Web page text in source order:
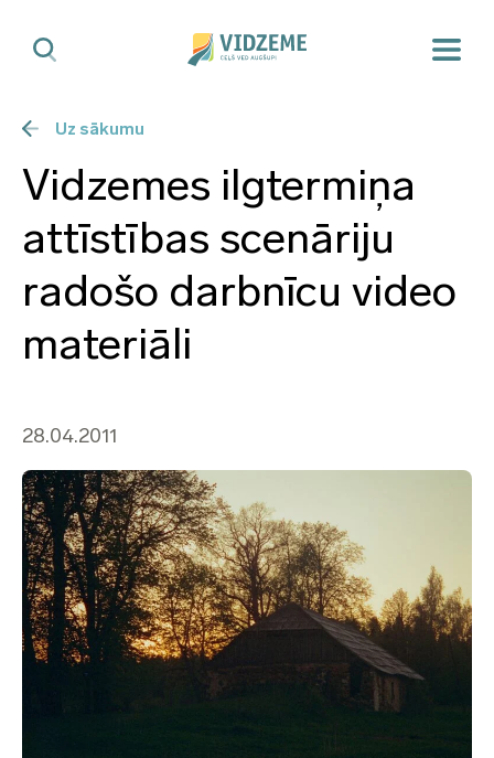
Uz sākumu
Vidzemes ilgtermiņa
attīstības scenāriju
radošo darbnīcu video
materiāli
28.04.2011